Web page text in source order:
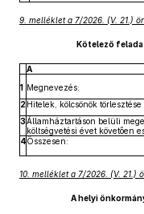
9. melléklet a 7/2026. (V. 21.)
Kötelező
A
1 Megnevezés:
2Hitelek, kölcsönök törlesztése
3Államháztartáson belüli
költségvetési évet követően
4Összesen:
10. melléklet a 7/2026. (V. 21.)
A helyi